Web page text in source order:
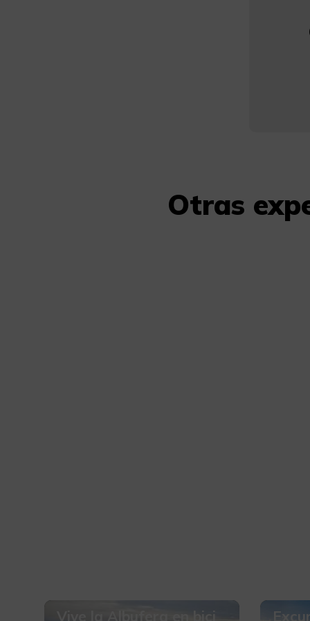
Otras
Vive la Albufera en bici